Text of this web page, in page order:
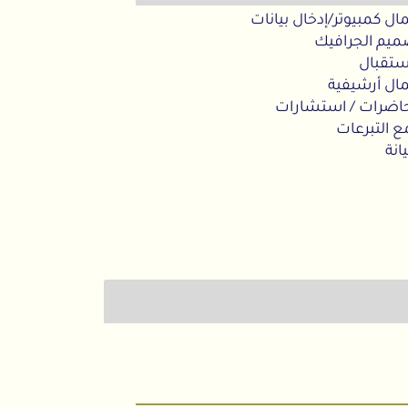
كمبيوتر/إدخال بيانات
الجرافيك
أرشيفية
/ استشارات
التبرعات